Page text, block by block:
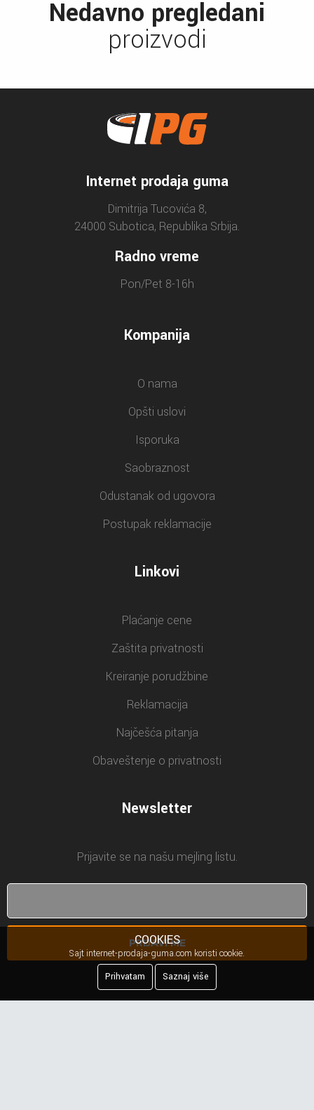
Nedavno pregledani
proizvodi
Internet prodaja guma
Dimitrija Tucovića 8,
24000 Subotica, Republika Srbija.
Radno vreme
Pon/Pet 8-16h
Kompanija
O nama
Opšti uslovi
Isporuka
Saobraznost
Odustanak od ugovora
Postupak reklamacije
Linkovi
Plaćanje cene
Zaštita privatnosti
Kreiranje porudžbine
Reklamacija
Najčešća pitanja
Obaveštenje o privatnosti
Newsletter
Prijavite se na našu mejling listu.
PRIJAVI ME
COOKIES
Sajt internet-prodaja-guma.com koristi cookie.
Prihvatam
Saznaj više